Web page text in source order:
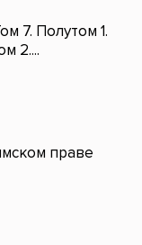
7. Полутом 1.
2....
праве